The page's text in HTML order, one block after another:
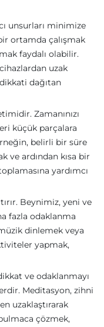
unsurları minimize
ortamda çalışmak
faydalı olabilir.
uzak
dağıtan
Zamanınızı
küçük parçalara
belirli bir süre
ve ardından kısa bir
yardımcı
Beynimiz, yeni ve
fazla odaklanma
dinlemek veya
yapmak,
ve odaklanmayı
Meditasyon, zihni
uzaklaştırarak
çözmek,